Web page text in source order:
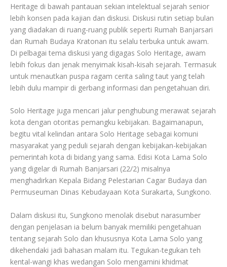
Heritage di bawah pantauan sekian intelektual sejarah senior
lebih konsen pada kajian dan diskusi. Diskusi rutin setiap bulan
yang diadakan di ruang-ruang publik seperti Rumah Banjarsari
dan Rumah Budaya Kratonan itu selalu terbuka untuk awam.
Di pelbagai tema diskusi yang digagas Solo Heritage, awam
lebih fokus dan jenak menyimak kisah-kisah sejarah. Termasuk
untuk menautkan puspa ragam cerita saling taut yang telah
lebih dulu mampir di gerbang informasi dan pengetahuan diri.
Solo Heritage juga mencari jalur penghubung merawat sejarah
kota dengan otoritas pemangku kebijakan. Bagaimanapun,
begitu vital kelindan antara Solo Heritage sebagai komuni
masyarakat yang peduli sejarah dengan kebijakan-kebijakan
pemerintah kota di bidang yang sama. Edisi Kota Lama Solo
yang digelar di Rumah Banjarsari (22/2) misalnya
menghadirkan Kepala Bidang Pelestarian Cagar Budaya dan
Permuseuman Dinas Kebudayaan Kota Surakarta, Sungkono.
Dalam diskusi itu, Sungkono menolak disebut narasumber
dengan penjelasan ia belum banyak memiliki pengetahuan
tentang sejarah Solo dan khususnya Kota Lama Solo yang
dikehendaki jadi bahasan malam itu. Tegukan-tegukan teh
kental-wangi khas wedangan Solo mengamini khidmat